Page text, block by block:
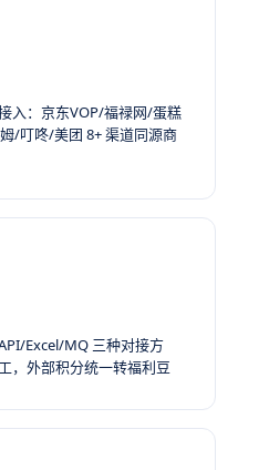
入：京东VOP/福禄网/蛋糕
/叮咚/美团 8+ 渠道同源商
Excel/MQ 三种对接方
，外部积分统一转福利豆